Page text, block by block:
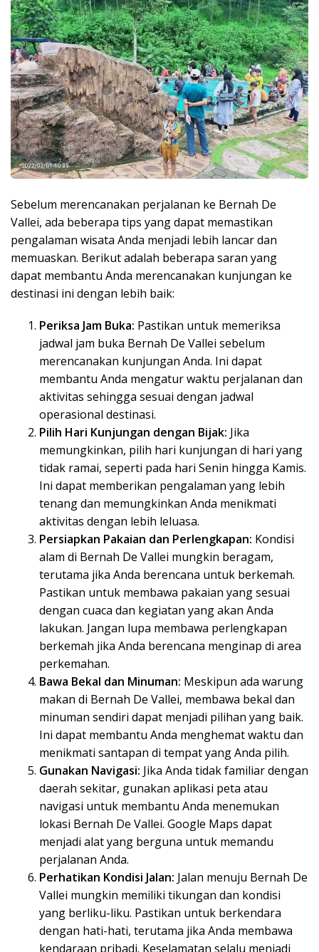
Sebelum merencanakan perjalanan ke Bernah De
Vallei, ada beberapa tips yang dapat memastikan
pengalaman wisata Anda menjadi lebih lancar dan
memuaskan. Berikut adalah beberapa saran yang
dapat membantu Anda merencanakan kunjungan ke
destinasi ini dengan lebih baik:
Periksa Jam Buka: Pastikan untuk memeriksa
jadwal jam buka Bernah De Vallei sebelum
merencanakan kunjungan Anda. Ini dapat
membantu Anda mengatur waktu perjalanan dan
aktivitas sehingga sesuai dengan jadwal
operasional destinasi.
Pilih Hari Kunjungan dengan Bijak: Jika
memungkinkan, pilih hari kunjungan di hari yang
tidak ramai, seperti pada hari Senin hingga Kamis.
Ini dapat memberikan pengalaman yang lebih
tenang dan memungkinkan Anda menikmati
aktivitas dengan lebih leluasa.
Persiapkan Pakaian dan Perlengkapan: Kondisi
alam di Bernah De Vallei mungkin beragam,
terutama jika Anda berencana untuk berkemah.
Pastikan untuk membawa pakaian yang sesuai
dengan cuaca dan kegiatan yang akan Anda
lakukan. Jangan lupa membawa perlengkapan
berkemah jika Anda berencana menginap di area
perkemahan.
Bawa Bekal dan Minuman: Meskipun ada warung
makan di Bernah De Vallei, membawa bekal dan
minuman sendiri dapat menjadi pilihan yang baik.
Ini dapat membantu Anda menghemat waktu dan
menikmati santapan di tempat yang Anda pilih.
Gunakan Navigasi: Jika Anda tidak familiar dengan
daerah sekitar, gunakan aplikasi peta atau
navigasi untuk membantu Anda menemukan
lokasi Bernah De Vallei. Google Maps dapat
menjadi alat yang berguna untuk memandu
perjalanan Anda.
Perhatikan Kondisi Jalan: Jalan menuju Bernah De
Vallei mungkin memiliki tikungan dan kondisi
yang berliku-liku. Pastikan untuk berkendara
dengan hati-hati, terutama jika Anda membawa
kendaraan pribadi. Keselamatan selalu menjadi